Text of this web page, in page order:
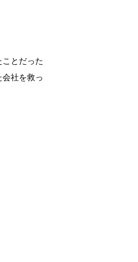
とだった
社を救っ